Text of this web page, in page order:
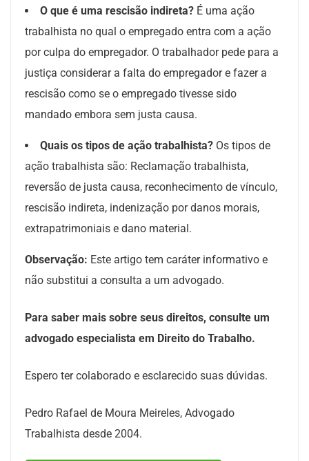
O que é uma rescisão indireta? É uma ação
trabalhista no qual o empregado entra com a ação
por culpa do empregador. O trabalhador pede para a
justiça considerar a falta do empregador e fazer a
rescisão como se o empregado tivesse sido
mandado embora sem justa causa.
Quais os tipos de ação trabalhista? Os tipos de
ação trabalhista são: Reclamação trabalhista,
reversão de justa causa, reconhecimento de vínculo,
rescisão indireta, indenização por danos morais,
extrapatrimoniais e dano material.
Observação: Este artigo tem caráter informativo e
não substitui a consulta a um advogado.
Para saber mais sobre seus direitos, consulte um
advogado especialista em Direito do Trabalho.
Espero ter colaborado e esclarecido suas dúvidas.
Pedro Rafael de Moura Meireles, Advogado
Trabalhista desde 2004.